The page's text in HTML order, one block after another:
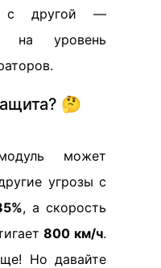
с другой —
на уровень
🤔
может
угрозы с
, а скорость
800 км/ч.
Но давайте